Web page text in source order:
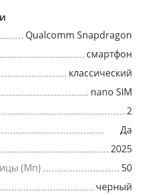
Qualcomm Snapdragon
смартфон
классический
nano SIM
2
Да
2025
(Мп)
50
черный